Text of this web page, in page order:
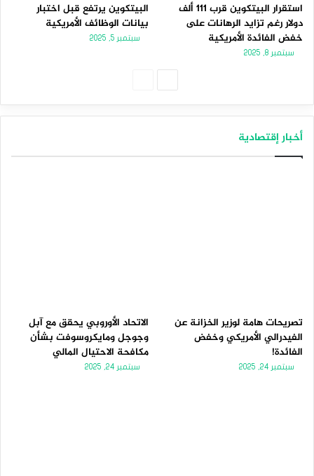
استقرار البيتكوين قرب 111 ألف
دولار رغم تزايد الرهانات على
خفض الفائدة الأمريكية
سبتمبر 8, 2025
البيتكوين يرتفع قبل اختبار
بيانات الوظائف الأمريكية
سبتمبر 5, 2025
أخبار إقتصادية
تصريحات هامة لوزير الخزانة عن
الفيدرالي الأمريكي وخفض
الفائدة!
سبتمبر 24, 2025
الاتحاد الأوروبي يحقق مع آبل
وجوجل ومايكروسوفت بشأن
مكافحة الاحتيال المالي
سبتمبر 24, 2025